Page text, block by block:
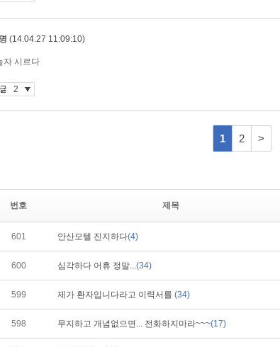
번호 제목
601 안산모텔 진지하다(4)
600 심각하다 어휴 정말...(34)
599 제가 환자입니다라고 이력서를 (34)
598 무지하고 개념없으면... 전화하지마라~~~(17)